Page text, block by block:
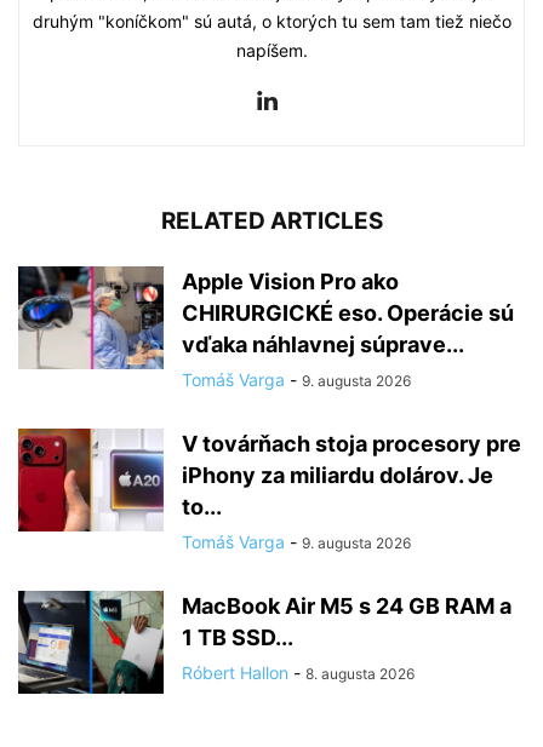
druhým "koníčkom" sú autá, o ktorých tu sem tam tiež niečo
napíšem.
RELATED ARTICLES
Apple Vision Pro ako
CHIRURGICKÉ eso. Operácie sú
vďaka náhlavnej súprave...
Tomáš Varga - 9. augusta 2026
V továrňach stoja procesory pre
iPhony za miliardu dolárov. Je
to...
Tomáš Varga - 9. augusta 2026
MacBook Air M5 s 24 GB RAM a
1 TB SSD...
Róbert Hallon - 8. augusta 2026